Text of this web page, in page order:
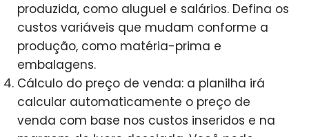
produzida, como aluguel e salários. Defina os
custos variáveis que mudam conforme a
produção, como matéria-prima e
embalagens.
Cálculo do preço de venda: a planilha irá
calcular automaticamente o preço de
venda com base nos custos inseridos e na